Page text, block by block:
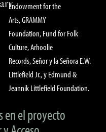
Endowment for the
Arts, GRAMMY
Foundation, Fund for Folk
Culture, Arhoolie
Records, Señor y la Señora E.W.
Littlefield Jr., y Edmund &
Jeannik Littlefield Foundation.
en el proyecto